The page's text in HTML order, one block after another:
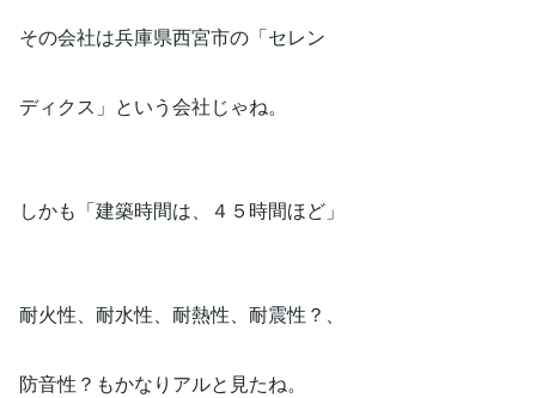
その会社は兵庫県西宮市の「セレン
ディクス」という会社じゃね。
しかも「建築時間は、４５時間ほど」
耐火性、耐水性、耐熱性、耐震性？、
防音性？もかなりアルと見たね。